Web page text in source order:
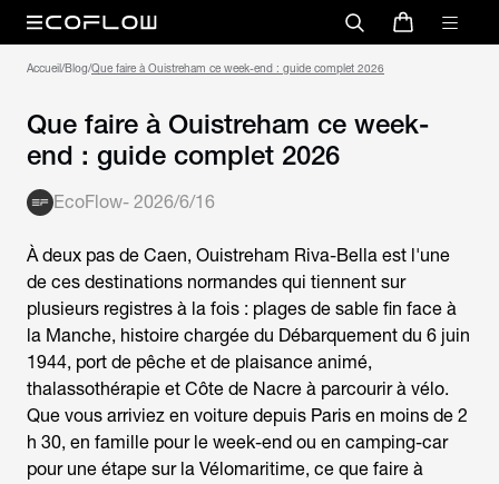
Accueil/Blog/Que faire à Ouistreham ce week-end : guide complet 2026
Que faire à Ouistreham ce week-
end : guide complet 2026
EcoFlow- 2026/6/16
À deux pas de Caen, Ouistreham Riva-Bella est l'une
de ces destinations normandes qui tiennent sur
plusieurs registres à la fois : plages de sable fin face à
la Manche, histoire chargée du Débarquement du 6 juin
1944, port de pêche et de plaisance animé,
thalassothérapie et Côte de Nacre à parcourir à vélo.
Que vous arriviez en voiture depuis Paris en moins de 2
h 30, en famille pour le week-end ou en camping-car
pour une étape sur la Vélomaritime, ce que faire à